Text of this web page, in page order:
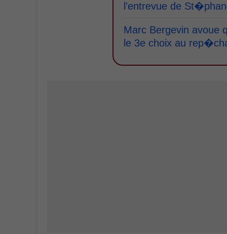
l'entrevue de
Marc Bergevin
le 3e choix au